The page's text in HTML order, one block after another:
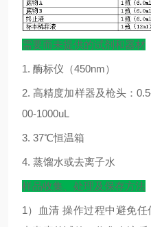
需要而未提供的试剂和器材
1. 酶标仪（450nm）
2.高精度加样器及枪头：
00-1000uL
3. 37℃恒温箱
4. 蒸馏水或去离子水
样品收集、处理及保存方法
1 ）血清 操作过程中避免